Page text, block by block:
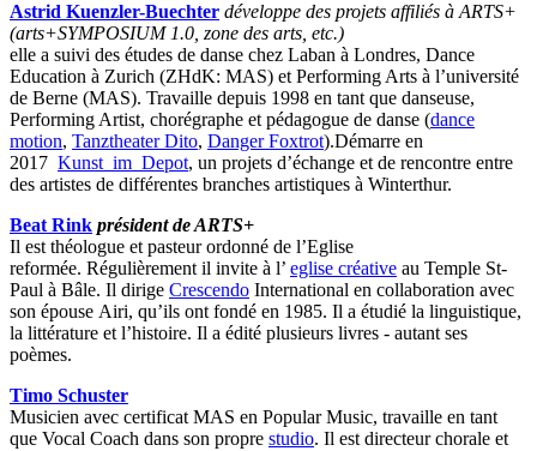
Astrid Kuenzler-Buechter développe des projets affiliés à ARTS+
(arts+SYMPOSIUM 1.0, zone des arts, etc.)
elle a suivi des études de danse chez Laban à Londres, Dance
Education à Zurich (ZHdK: MAS) et Performing Arts à l’université
de Berne (MAS). Travaille depuis 1998 en tant que danseuse,
Performing Artist, chorégraphe et pédagogue de danse (dance
motion, Tanztheater Dito, Danger Foxtrot).Démarre en
2017 Kunst_im_Depot, un projets d’échange et de rencontre entre
des artistes de différentes branches artistiques à Winterthur.
Beat Rink président de ARTS+
Il est théologue et pasteur ordonné de l’Eglise
reformée. Régulièrement il invite à l’ eglise créative au Temple St-
Paul à Bâle. Il dirige Crescendo International en collaboration avec
son épouse Airi, qu’ils ont fondé en 1985. Il a étudié la linguistique,
la littérature et l’histoire. Il a édité plusieurs livres - autant ses
poèmes.
Timo Schuster
Musicien avec certificat MAS en Popular Music, travaille en tant
que Vocal Coach dans son propre studio. Il est directeur chorale et